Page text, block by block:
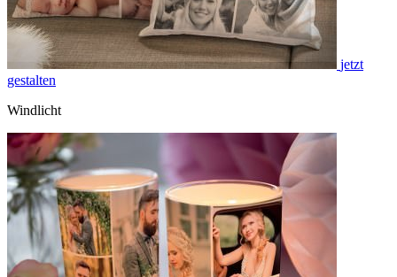
jetzt
gestalten
Windlicht